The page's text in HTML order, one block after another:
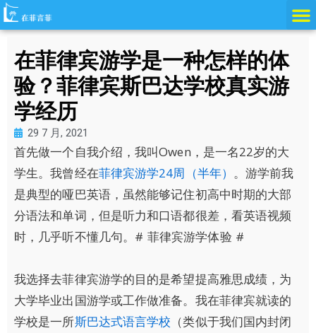
跳
至
在菲律宾游学是一种怎样的体
验？菲律宾斯巴达学校真实游
学经历
29 7 月, 2021
首先做一个自我介绍，我叫Owen，是一名22岁的大
学生。我曾经在菲律宾游学24周（半年） 。游学前我
是典型的哑巴英语，虽然能够记住初高中时期的大部
分语法和单词，但是听力和口语都很差，看英语视频
时，几乎听不懂几句。# 菲律宾游学体验 #
我选择去菲律宾游学的目的是希望提高雅思成绩，为
大学毕业出国游学或工作做准备。我在菲律宾就读的
学校是一所斯巴达式语言学校 （类似于我们国内封闭